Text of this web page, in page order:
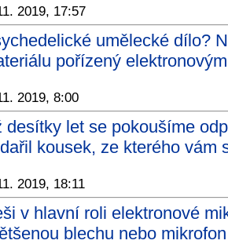
2019, 17:57
umělecké dílo?
pořízený
2019, 8:00
desítky let se pokoušíme
kousek, ze kterého vám
2019, 18:11
v hlavní roli elektronové
blechu nebo